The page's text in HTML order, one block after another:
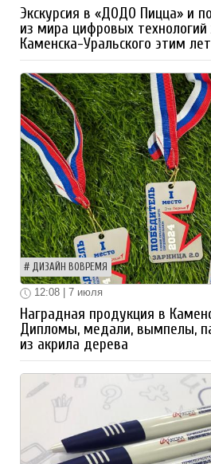
Экскурсия в «ДОДО Пицца» и
из мира цифровых
Каменска-Уральского этим
ДИЗАЙН ВОВРЕМЯ
12:08 | 7 июля
Наградная продукция в
Дипломы, медали, вымпелы,
из акрила дерева